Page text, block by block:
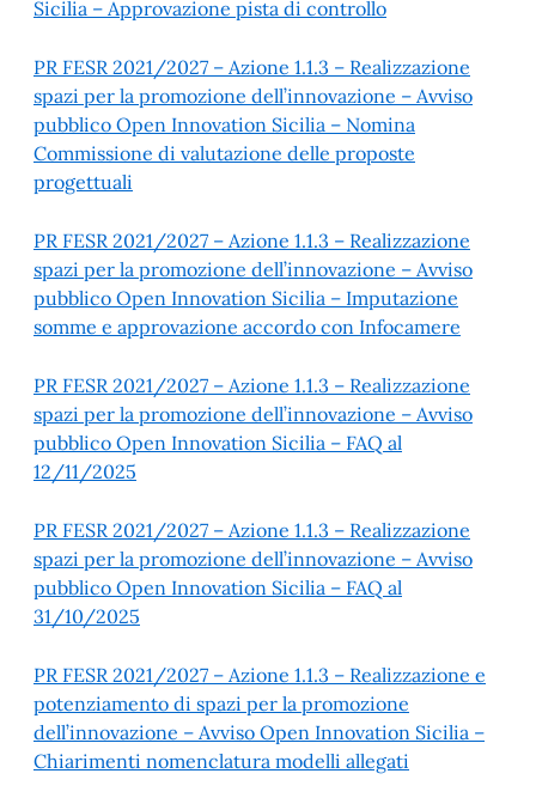
Sicilia – Approvazione pista di controllo
PR FESR 2021/2027 – Azione 1.1.3 – Realizzazione
spazi per la promozione dell’innovazione – Avviso
pubblico Open Innovation Sicilia – Nomina
Commissione di valutazione delle proposte
progettuali
PR FESR 2021/2027 – Azione 1.1.3 – Realizzazione
spazi per la promozione dell’innovazione – Avviso
pubblico Open Innovation Sicilia – Imputazione
somme e approvazione accordo con Infocamere
PR FESR 2021/2027 – Azione 1.1.3 – Realizzazione
spazi per la promozione dell’innovazione – Avviso
pubblico Open Innovation Sicilia – FAQ al
12/11/2025
PR FESR 2021/2027 – Azione 1.1.3 – Realizzazione
spazi per la promozione dell’innovazione – Avviso
pubblico Open Innovation Sicilia – FAQ al
31/10/2025
PR FESR 2021/2027 – Azione 1.1.3 – Realizzazione e
potenziamento di spazi per la promozione
dell’innovazione – Avviso Open Innovation Sicilia –
Chiarimenti nomenclatura modelli allegati